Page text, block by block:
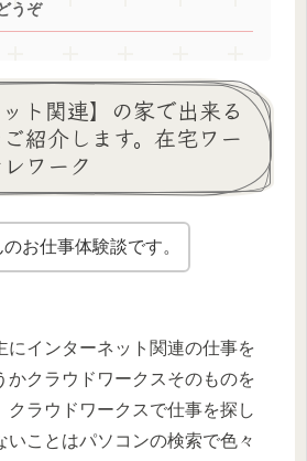
うぞ
ット関連】の家で出来る
紹介します。在宅ワー
ワーク
お仕事体験談です。
にインターネット関連の仕事を
かクラウドワークスそのものを
クラウドワークスで仕事を探し
いことはパソコンの検索で色々